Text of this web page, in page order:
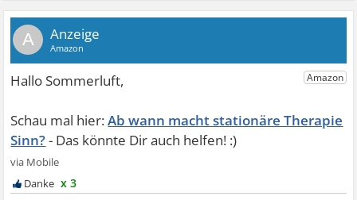
A
Ab wann macht stationäre Therapie
Sinn?
x 3